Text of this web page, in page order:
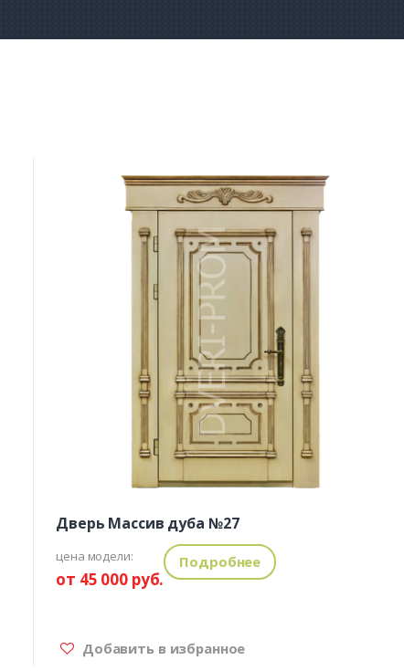
Дверь Массив дуба №27
цена модели:
от 45 000 руб.
Подробнее
Добавить в избранное